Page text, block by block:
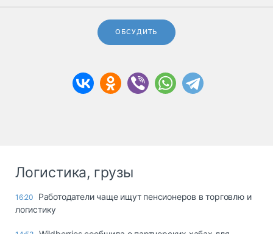
ОБСУДИТЬ
Логистика, грузы
16:20
Работодатели чаще ищут пенсионеров в торговлю и
логистику